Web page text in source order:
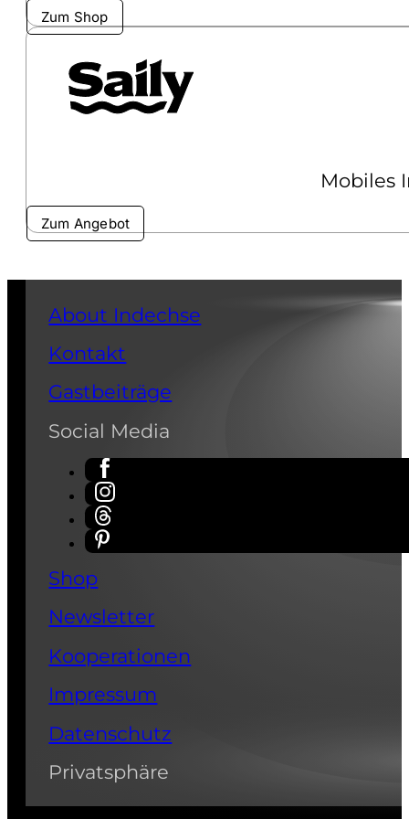
Zum Shop
Mobiles
Zum Angebot
About Indechse
Kontakt
Gastbeiträge
Social Media
Shop
Newsletter
Kooperationen
Impressum
Datenschutz
Privatsphäre